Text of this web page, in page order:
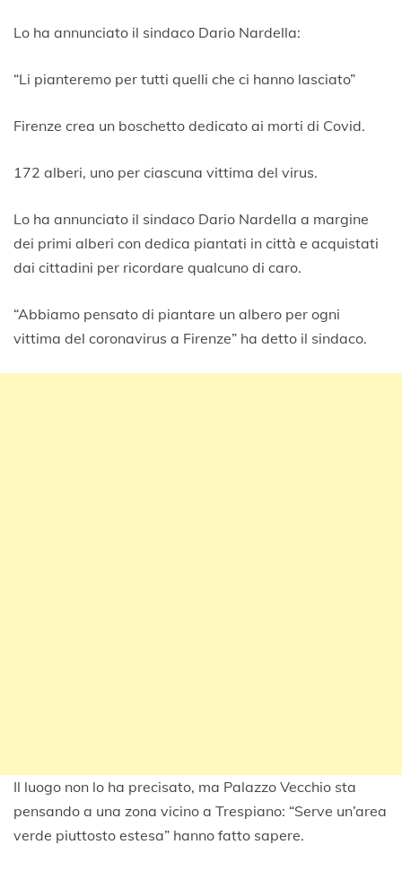
9
g
o
0
Lo ha annunciato il sindaco Dario Nardella:
“Li pianteremo per tutti quelli che ci hanno lasciato”
Firenze crea un boschetto dedicato ai morti di Covid.
172 alberi, uno per ciascuna vittima del virus.
Lo ha annunciato il sindaco Dario Nardella a margine
dei primi alberi con dedica piantati in città e acquistati
dai cittadini per ricordare qualcuno di caro.
“Abbiamo pensato di piantare un albero per ogni
vittima del coronavirus a Firenze” ha detto il sindaco.
Il luogo non lo ha precisato, ma Palazzo Vecchio sta
pensando a una zona vicino a Trespiano: “Serve un’area
verde piuttosto estesa” hanno fatto sapere.